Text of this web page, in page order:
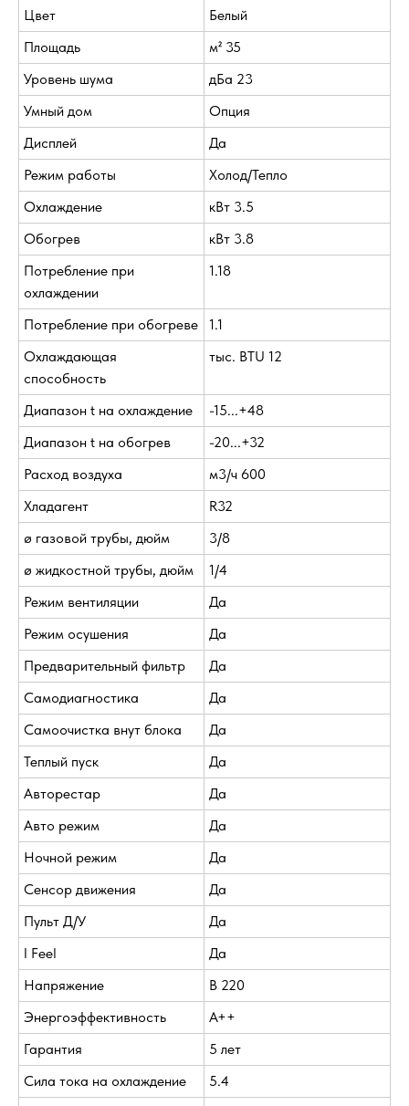
Цвет
Белый
Площадь
м² 35
Уровень шума
дБа 23
Умный дом
Опция
Дисплей
Да
Режим работы
Холод/Тепло
Охлаждение
кВт 3.5
Обогрев
кВт 3.8
Потребление при
охлаждении
1.18
Потребление при обогреве
1.1
Охлаждающая
способность
тыс. BTU 12
Диапазон t на охлаждение
-15...+48
Диапазон t на обогрев
-20...+32
Расход воздуха
м3/ч 600
Хладагент
R32
ø газовой трубы, дюйм
3/8
ø жидкостной трубы, дюйм
1/4
Режим вентиляции
Да
Режим осушения
Да
Предварительный фильтр
Да
Самодиагностика
Да
Самоочистка внут блока
Да
Теплый пуск
Да
Авторестар
Да
Авто режим
Да
Ночной режим
Да
Сенсор движения
Да
Пульт Д/У
Да
I Feel
Да
Напряжение
В 220
Энергоэффективность
A++
Гарантия
5 лет
Сила тока на охлаждение
5.4